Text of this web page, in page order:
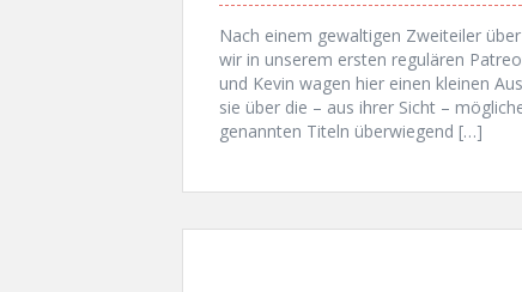
Nach einem gewaltigen Zweiteiler
wir in unserem ersten regulären
und Kevin wagen hier einen kleinen
sie über die – aus ihrer Sicht –
genannten Titeln überwiegend […]